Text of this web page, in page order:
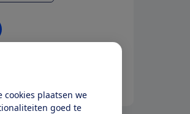
cookies plaatsen we
goed te